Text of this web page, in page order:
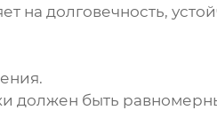
на долговечность,
должен быть